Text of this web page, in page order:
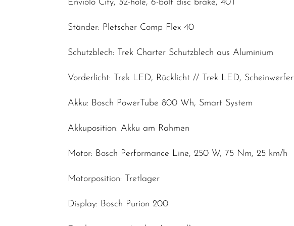
Enviolo City, 32-hole, 6-bolt disc brake, 40T
Ständer: Pletscher Comp Flex 40
Schutzblech: Trek Charter Schutzblech aus Aluminium
Vorderlicht: Trek LED, Rücklicht // Trek LED, Scheinwerfer
Akku: Bosch PowerTube 800 Wh, Smart System
Akkuposition: Akku am Rahmen
Motor: Bosch Performance Line, 250 W, 75 Nm, 25 km/h
Motorposition: Tretlager
Display: Bosch Purion 200